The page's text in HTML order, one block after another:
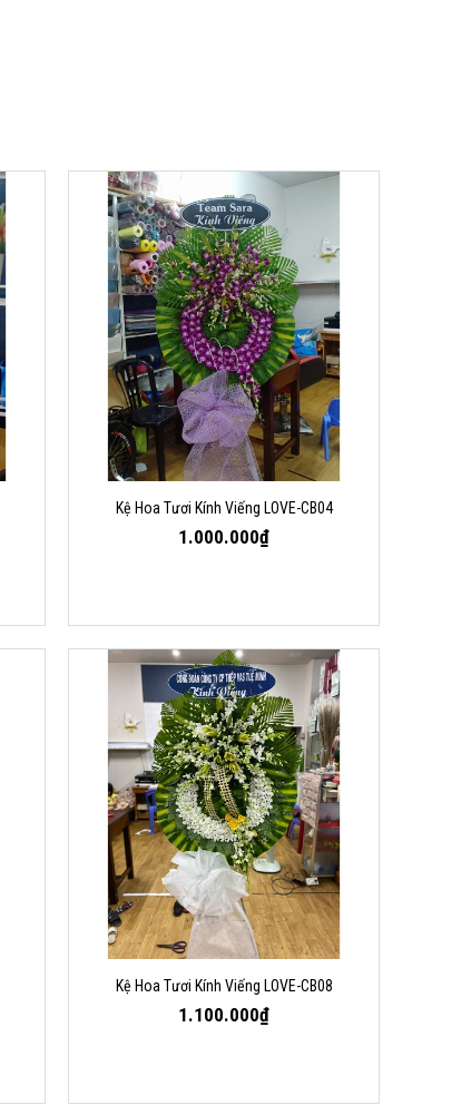
Kệ Hoa Tươi Kính Viếng LOVE-CB04
1.000.000₫
Kệ Hoa Tươi Kính Viếng LOVE-CB08
1.100.000₫